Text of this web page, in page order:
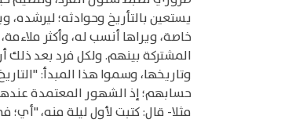
يستعين بالتأريخ وحوادثه؛
خاصة، ويراها أنسب له، وأكثر
المشتركة بينهم. ولكل فرد بعد ذلك
حسابهم؛ إذ الشهور المعتمدة
مثلا- قال: كتبت لأول ليلة منه، "أي؛